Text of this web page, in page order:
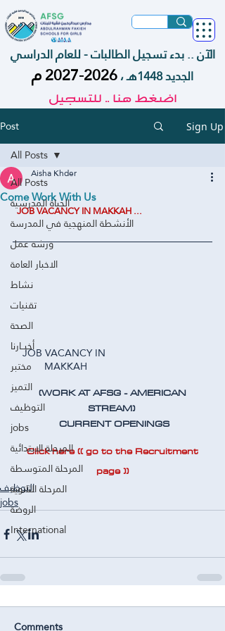
الآن .. بدء تسجيل الطالبات - للعام الدراسي
الجديد 1448هـ ،
2026-2027 م
اضغط هنا .. للتسجيل
Post Sign Up
All Posts
الحياة المدرسية
الأنشطة المنهجية في المدرسة
ورشة عمل
الاخبار العامة
نشاط
تقنيات
الصحة
أخبــارنا
مختبر
التميز
التوظيف
jobs
المرحلة الابتدائية
المرحلة المتوسطة
المرحلة الثانوية
الروضة
International
All Posts
Come Work With Us
Aisha Khder
  JOB VACANCY IN MAKKAH ...
JOB VACANCY IN
MAKKAH
STREAM)
CURRENT OPENINGS
Click here (( go to the Recruitment
page ))
التوظيف
jobs
Comments